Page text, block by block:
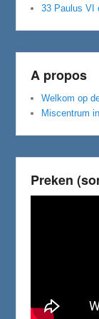
33 Paulus VI
A propos
Welkom op
Miscentrum
Preken